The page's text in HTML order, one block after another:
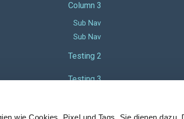
Column 3
Sub Nav
Sub Nav
Testing 2
Testing 3